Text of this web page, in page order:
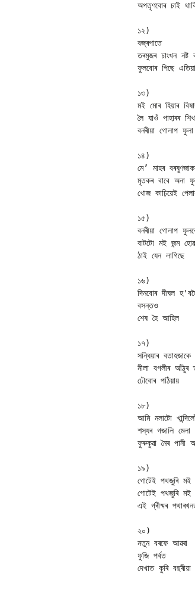
অপতৃণবোৰ চাই
১২)
বজ্ৰপাতে
তৰমুজৰ চাংখন নষ্ট
ফুলবোৰ পিছে
১৩)
মই মোৰ হিয়াৰ
লৈ যাওঁ পাহাৰৰ
বনৰীয়া গোলাপ
১৪)
মে’ মাহৰ
মৃতকৰ বাবে অনা
খোজ কাঢ়িয়েই
১৫)
বনৰীয়া গোলাপ
বাটটো মই জন্ম
ঠাই যেন লাগিছে
১৬)
দিনবোৰ দীঘল
বসন্তও
শেষ হৈ আহিল
১৭)
সন্ধিয়াৰ বতাহজাকে
নীলা বগলীৰ আঁঠুৰ
ঢৌবোৰ পঠিয়ায়
১৮)
আমি নলাটো
শস্যৰ গজালি মেলা
ফুৰুকুৱা নৈৰ পানী
১৯)
গোটেই পথজুৰি
গোটেই পথজুৰি
এই গ্ৰীষ্মৰ
২০)
নতুন বৰফে আৱৰা
ফুজি পৰ্বত
দেখাত কুৰি